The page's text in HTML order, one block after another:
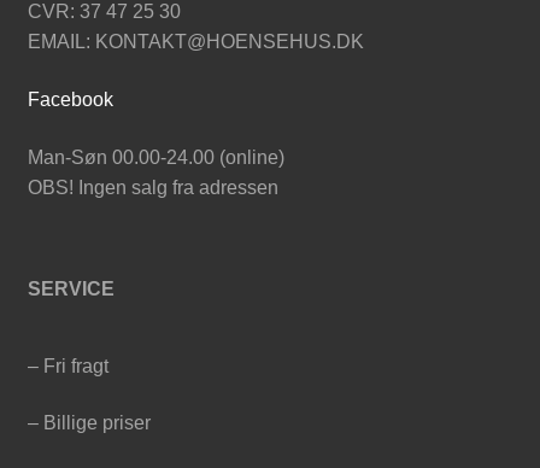
CVR: 37 47 25 30
EMAIL: KONTAKT@HOENSEHUS.DK
Facebook
Man-Søn 00.00-24.00 (online)
OBS! Ingen salg fra adressen
SERVICE
– Fri fragt
– Billige priser